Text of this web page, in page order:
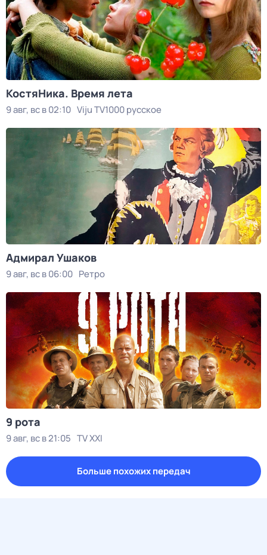
КостяНика. Время лета
9 авг, вс в 02:10 Viju TV1000 русское
Адмирал Ушаков
9 авг, вс в 06:00 Ретро
9 рота
9 авг, вс в 21:05 TV XXI
Больше похожих передач